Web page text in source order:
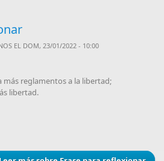
EL DOM, 23/01/2022 - 10:00
más reglamentos a la libertad;
libertad.